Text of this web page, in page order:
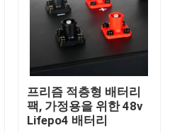
프리즘 적층형 배터리
팩, 가정용을 위한 48v
Lifepo4 배터리